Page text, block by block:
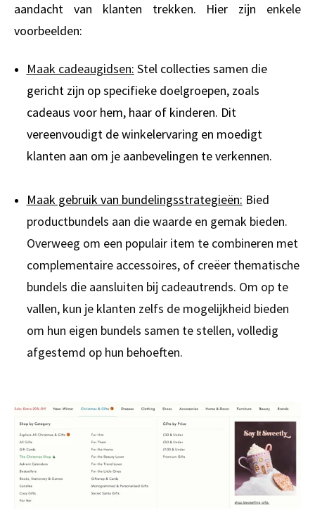
aandacht van klanten trekken. Hier zijn enkele
voorbeelden:
Maak cadeaugidsen: Stel collecties samen die
gericht zijn op specifieke doelgroepen, zoals
cadeaus voor hem, haar of kinderen. Dit
vereenvoudigt de winkelervaring en moedigt
klanten aan om je aanbevelingen te verkennen.
Maak gebruik van bundelingsstrategieën: Bied
productbundels aan die waarde en gemak bieden.
Overweeg om een populair item te combineren met
complementaire accessoires, of creëer thematische
bundels die aansluiten bij cadeautrends. Om op te
vallen, kun je klanten zelfs de mogelijkheid bieden
om hun eigen bundels samen te stellen, volledig
afgestemd op hun behoeften.